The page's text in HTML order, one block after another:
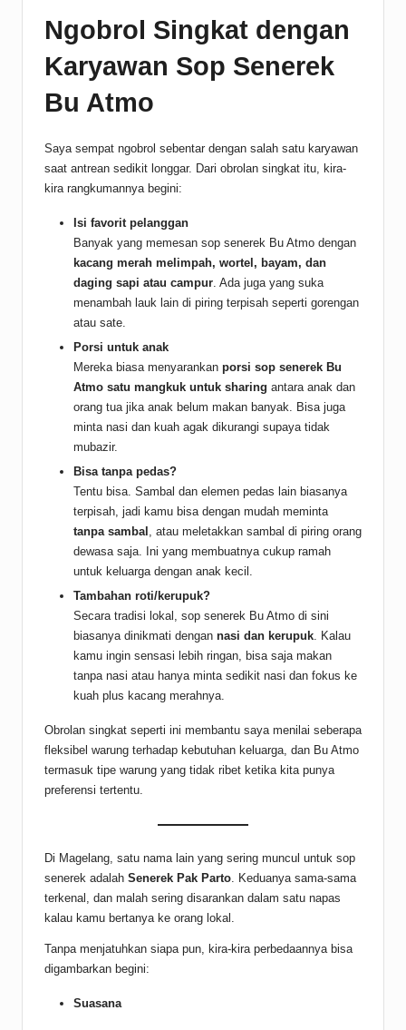
Ngobrol Singkat dengan
Karyawan Sop Senerek
Bu Atmo
Saya sempat ngobrol sebentar dengan salah satu karyawan
saat antrean sedikit longgar. Dari obrolan singkat itu, kira-
kira rangkumannya begini:
Isi favorit pelanggan
Banyak yang memesan sop senerek Bu Atmo dengan
kacang merah melimpah, wortel, bayam, dan
daging sapi atau campur . Ada juga yang suka
menambah lauk lain di piring terpisah seperti gorengan
atau sate.
Porsi untuk anak
Mereka biasa menyarankan porsi sop senerek Bu
Atmo satu mangkuk untuk sharing antara anak dan
orang tua jika anak belum makan banyak. Bisa juga
minta nasi dan kuah agak dikurangi supaya tidak
mubazir.
Bisa tanpa pedas?
Tentu bisa. Sambal dan elemen pedas lain biasanya
terpisah, jadi kamu bisa dengan mudah meminta
tanpa sambal , atau meletakkan sambal di piring orang
dewasa saja. Ini yang membuatnya cukup ramah
untuk keluarga dengan anak kecil.
Tambahan roti/kerupuk?
Secara tradisi lokal, sop senerek Bu Atmo di sini
biasanya dinikmati dengan nasi dan kerupuk. Kalau
kamu ingin sensasi lebih ringan, bisa saja makan
tanpa nasi atau hanya minta sedikit nasi dan fokus ke
kuah plus kacang merahnya.
Obrolan singkat seperti ini membantu saya menilai seberapa
fleksibel warung terhadap kebutuhan keluarga, dan Bu Atmo
termasuk tipe warung yang tidak ribet ketika kita punya
preferensi tertentu.
Di Magelang, satu nama lain yang sering muncul untuk sop
senerek adalah Senerek Pak Parto. Keduanya sama-sama
terkenal, dan malah sering disarankan dalam satu napas
kalau kamu bertanya ke orang lokal.
Tanpa menjatuhkan siapa pun, kira-kira perbedaannya bisa
digambarkan begini:
Suasana